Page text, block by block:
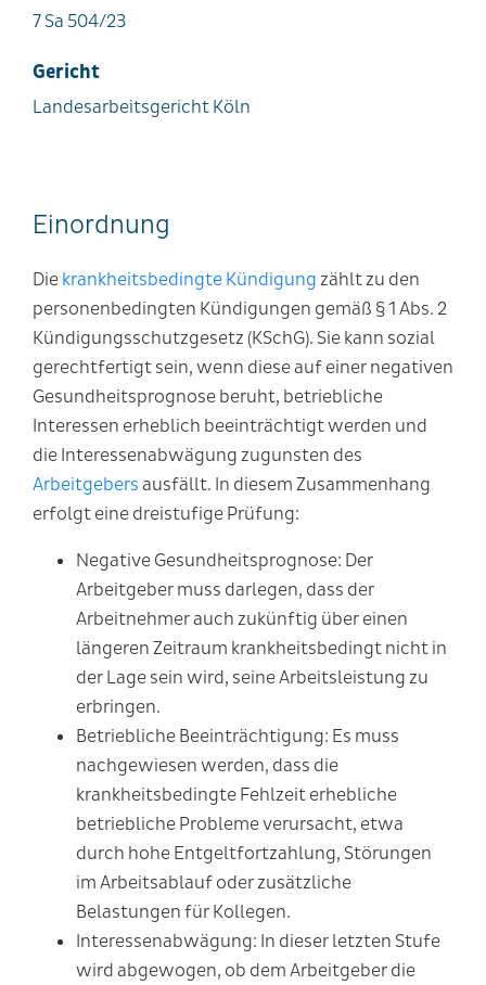
7 Sa 504/23
Gericht
Landesarbeitsgericht Köln
Einordnung
Diekrankheitsbedingte Kündigungzählt zu den
personenbedingten Kündigungen gemäß § 1 Abs. 2
Kündigungsschutzgesetz (KSchG). Sie kann sozial
gerechtfertigt sein, wenn diese auf einer negativen
Gesundheitsprognose beruht, betriebliche
Interessen erheblich beeinträchtigt werden und
die Interessenabwägung zugunsten des
Arbeitgebersausfällt. In diesem Zusammenhang
erfolgt eine dreistufige Prüfung:
Negative Gesundheitsprognose: Der
Arbeitgeber muss darlegen, dass der
Arbeitnehmer auch zukünftig über einen
längeren Zeitraum krankheitsbedingt nicht in
der Lage sein wird, seine Arbeitsleistung zu
erbringen.
Betriebliche Beeinträchtigung: Es muss
nachgewiesen werden, dass die
krankheitsbedingte Fehlzeit erhebliche
betriebliche Probleme verursacht, etwa
durch hohe Entgeltfortzahlung, Störungen
im Arbeitsablauf oder zusätzliche
Belastungen für Kollegen.
Interessenabwägung: In dieser letzten Stufe
wird abgewogen, ob dem Arbeitgeber die